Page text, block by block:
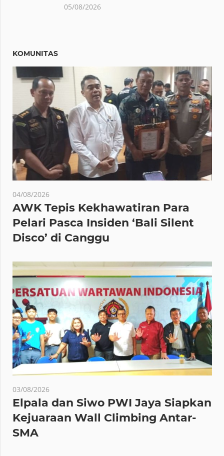
05/08/2026
KOMUNITAS
04/08/2026
AWK Tepis Kekhawatiran Para
Pelari Pasca Insiden ‘Bali Silent
Disco’ di Canggu
03/08/2026
Elpala dan Siwo PWI Jaya Siapkan
Kejuaraan Wall Climbing Antar-
SMA